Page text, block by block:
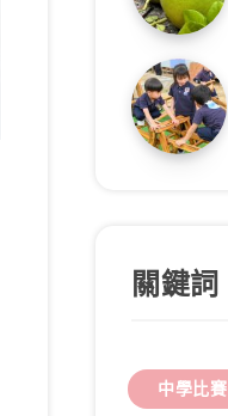
關鍵詞
中學比賽